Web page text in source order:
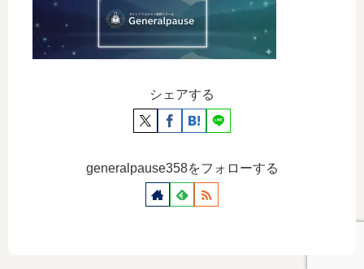
シェアする
generalpause358をフォローする